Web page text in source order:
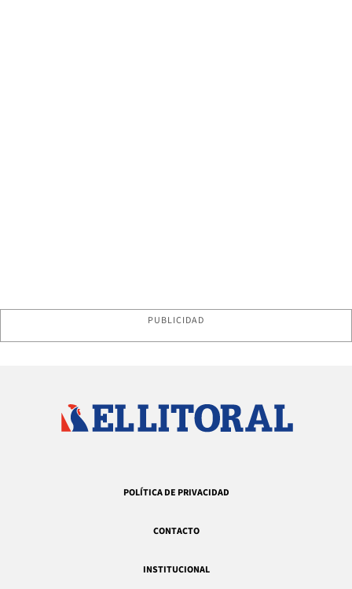
PUBLICIDAD
POLÍTICA DE PRIVACIDAD
CONTACTO
INSTITUCIONAL